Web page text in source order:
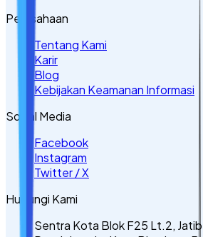
Perusahaan
Tentang Kami
Karir
Blog
Kebijakan Keamanan Informasi
Sosial Media
Facebook
Instagram
Twitter / X
Hubungi Kami
Sentra Kota Blok F25 Lt.2,